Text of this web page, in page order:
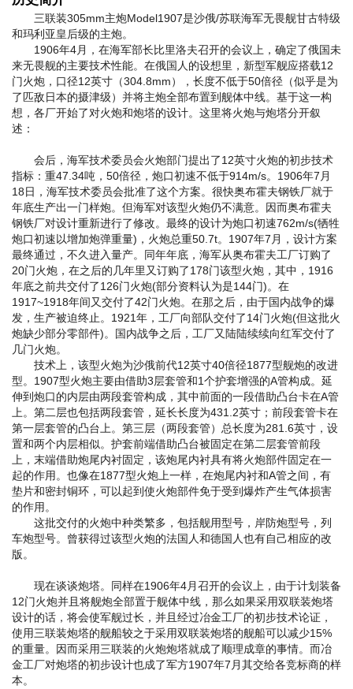
三联装305mm主炮Model1907是沙俄/苏联海军无畏舰甘古特级
和玛利亚皇后级的主炮。
1906年4月，在海军部长比里洛夫召开的会议上，确定了俄国未
来无畏舰的主要技术性能。在俄国人的设想里，新型军舰应搭载12
门火炮，口径12英寸（304.8mm），长度不低于50倍径（似乎是为
了匹敌日本的摄津级）并将主炮全部布置到舰体中线。基于这一构
想，各厂开始了对火炮和炮塔的设计。这里将火炮与炮塔分开叙
述：
会后，海军技术委员会火炮部门提出了12英寸火炮的初步技术
指标：重47.34吨，50倍径，炮口初速不低于914m/s。1906年7月
18日，海军技术委员会批准了这个方案。很快奥布霍夫钢铁厂就于
年底生产出一门样炮。但海军对该型火炮仍不满意。因而奥布霍夫
钢铁厂对设计重新进行了修改。最终的设计为炮口初速762m/s(牺牲
炮口初速以增加炮弹重量)，火炮总重50.7t。1907年7月，设计方案
最终通过，不久进入量产。同年年底，海军从奥布霍夫工厂订购了
20门火炮，在之后的几年里又订购了178门该型火炮，其中，1916
年底之前共交付了126门火炮(部分资料认为是144门)。在
1917~1918年间又交付了42门火炮。在那之后，由于国内战争的爆
发，生产被迫终止。1921年，工厂向部队交付了14门火炮(但这批火
炮缺少部分零部件)。国内战争之后，工厂又陆陆续续向红军交付了
几门火炮。
技术上，该型火炮为沙俄前代12英寸40倍径1877型舰炮的改进
型。1907型火炮主要由借助3层套管和1个护套增强的A管构成。延
伸到炮口的内层由两段套管构成，其中前面的一段借助凸台卡在A管
上。第二层也包括两段套管，延长长度为431.2英寸；前段套管卡在
第一层套管的凸台上。第三层（两段套管）总长度为281.6英寸，设
置和两个内层相似。护套前端借助凸台被固定在第二层套管前段
上，末端借助炮尾内衬固定，该炮尾内衬具有将火炮部件固定在一
起的作用。也像在1877型火炮上一样，在炮尾内衬和A管之间，有
垫片和密封铜环，可以起到使火炮部件免于受到爆炸产生气体损害
的作用。
这批交付的火炮中种类繁多，包括舰用型号，岸防炮型号，列
车炮型号。曾获得过该型火炮的法国人和德国人也有自己相应的改
版。
现在谈谈炮塔。同样在1906年4月召开的会议上，由于计划装备
12门火炮并且将舰炮全部置于舰体中线，那么如果采用双联装炮塔
设计的话，将会使军舰过长，并且经过冶金工厂的初步技术论证，
使用三联装炮塔的舰船较之于采用双联装炮塔的舰船可以减少15%
的重量。因而采用三联装的火炮炮塔就成了顺理成章的事情。而冶
金工厂对炮塔的初步设计也成了军方1907年7月其交给各竞标商的样
本。